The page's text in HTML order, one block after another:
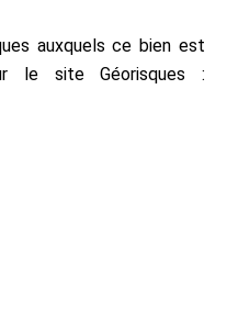
auxquels ce bien est
le site Géorisques :